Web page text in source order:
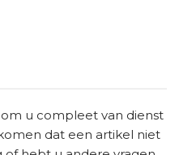
u compleet van dienst
dat een artikel niet